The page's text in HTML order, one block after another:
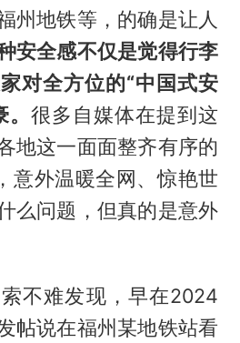
州地铁等，的确是让人
安全感不仅是觉得行李
对全方位的“中国式安
。很多自媒体在提到这
地这一面面整齐有序的
意外温暖全网、惊艳世
么问题，但真的是意外
不难发现，早在2024
帖说在福州某地铁站看